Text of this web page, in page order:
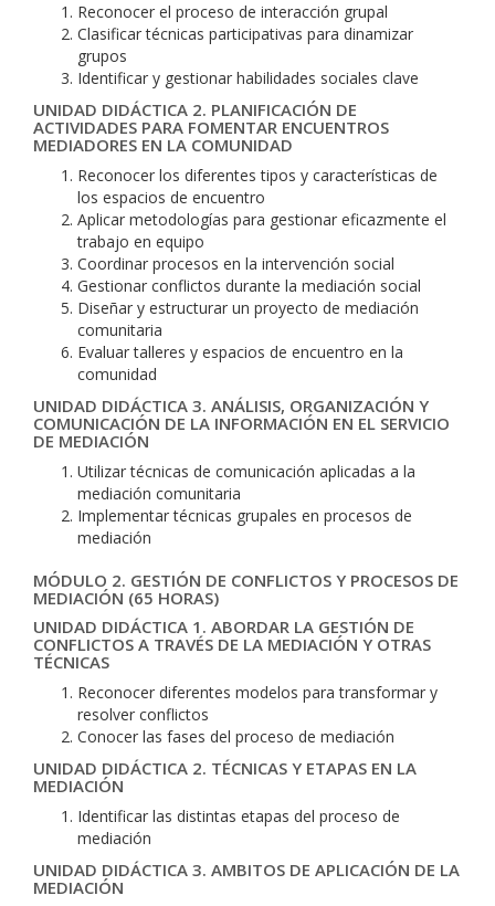
Reconocer el proceso de interacción grupal
Clasificar técnicas participativas para dinamizar
grupos
Identificar y gestionar habilidades sociales clave
UNIDAD DIDÁCTICA 2. PLANIFICACIÓN DE
ACTIVIDADES PARA FOMENTAR ENCUENTROS
MEDIADORES EN LA COMUNIDAD
Reconocer los diferentes tipos y características de
los espacios de encuentro
Aplicar metodologías para gestionar eficazmente el
trabajo en equipo
Coordinar procesos en la intervención social
Gestionar conflictos durante la mediación social
Diseñar y estructurar un proyecto de mediación
comunitaria
Evaluar talleres y espacios de encuentro en la
comunidad
UNIDAD DIDÁCTICA 3. ANÁLISIS, ORGANIZACIÓN Y
COMUNICACIÓN DE LA INFORMACIÓN EN EL SERVICIO
DE MEDIACIÓN
Utilizar técnicas de comunicación aplicadas a la
mediación comunitaria
Implementar técnicas grupales en procesos de
mediación
MÓDULO 2. GESTIÓN DE CONFLICTOS Y PROCESOS DE
MEDIACIÓN (65 HORAS)
UNIDAD DIDÁCTICA 1. ABORDAR LA GESTIÓN DE
CONFLICTOS A TRAVÉS DE LA MEDIACIÓN Y OTRAS
TÉCNICAS
Reconocer diferentes modelos para transformar y
resolver conflictos
Conocer las fases del proceso de mediación
UNIDAD DIDÁCTICA 2. TÉCNICAS Y ETAPAS EN LA
MEDIACIÓN
Identificar las distintas etapas del proceso de
mediación
UNIDAD DIDÁCTICA 3. AMBITOS DE APLICACIÓN DE LA
MEDIACIÓN